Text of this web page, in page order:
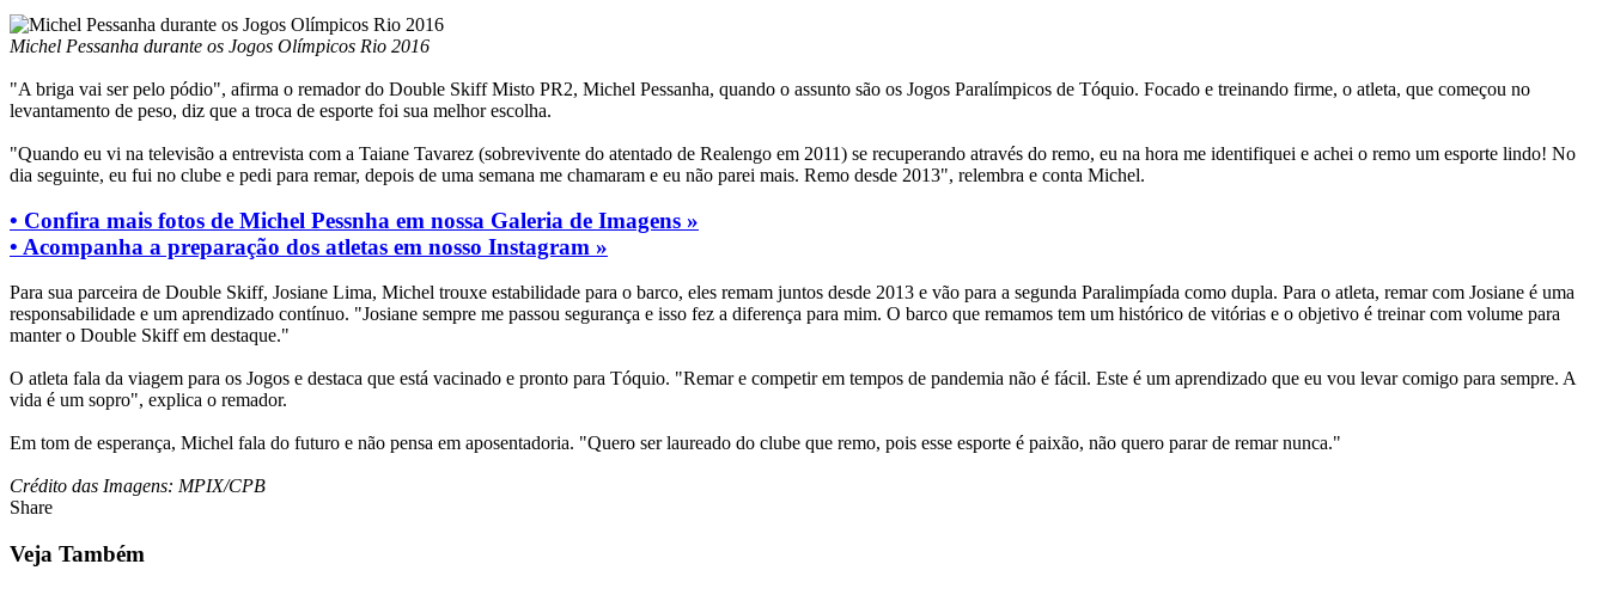
Michel Pessanha durante os Jogos Olímpicos Rio 2016
"A briga vai ser pelo pódio", afirma o remador do Double Skiff Misto PR2, Michel Pessanha, quando o assunto são os Jogos Paralímpicos de Tóquio. Focado e treinando firme, o atleta, que começou no
levantamento de peso, diz que a troca de esporte foi sua melhor escolha.
"Quando eu vi na televisão a entrevista com a Taiane Tavarez (sobrevivente do atentado de Realengo em 2011) se recuperando através do remo, eu na hora me identifiquei e achei o remo um esporte lindo! No
dia seguinte, eu fui no clube e pedi para remar, depois de uma semana me chamaram e eu não parei mais. Remo desde 2013", relembra e conta Michel.
• Confira mais fotos de Michel Pessnha em nossa Galeria de Imagens »
• Acompanha a preparação dos atletas em nosso Instagram »
Para sua parceira de Double Skiff, Josiane Lima, Michel trouxe estabilidade para o barco, eles remam juntos desde 2013 e vão para a segunda Paralimpíada como dupla. Para o atleta, remar com Josiane é uma
responsabilidade e um aprendizado contínuo. "Josiane sempre me passou segurança e isso fez a diferença para mim. O barco que remamos tem um histórico de vitórias e o objetivo é treinar com volume para
manter o Double Skiff em destaque."
O atleta fala da viagem para os Jogos e destaca que está vacinado e pronto para Tóquio. "Remar e competir em tempos de pandemia não é fácil. Este é um aprendizado que eu vou levar comigo para sempre. A
vida é um sopro", explica o remador.
Em tom de esperança, Michel fala do futuro e não pensa em aposentadoria. "Quero ser laureado do clube que remo, pois esse esporte é paixão, não quero parar de remar nunca."
Crédito das Imagens: MPIX/CPB
Share
Veja Também